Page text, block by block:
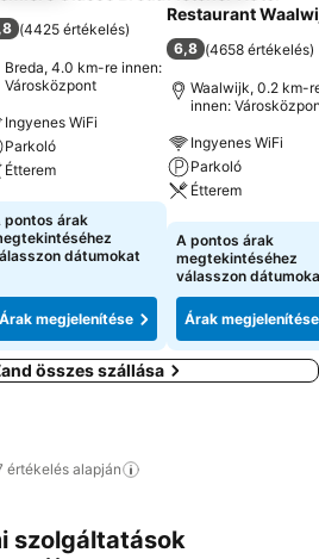
(4425 értékelés)
Breda, 4.0 km-re innen:
Városközpont
Ingyenes WiFi
Parkoló
Étterem
megjelenítése
pontos árak
dátumokat
Árak megjelenítése
Restaurant
6,8 (4658 értékelés)
Waalwijk, 0.2 km-
innen:
Ingyenes WiFi
Parkoló
Étterem
Árak
A pontos árak
megtekintéséhez
válasszon
Árak megjelenítése
összes szállása
értékelés alapján
szolgáltatások